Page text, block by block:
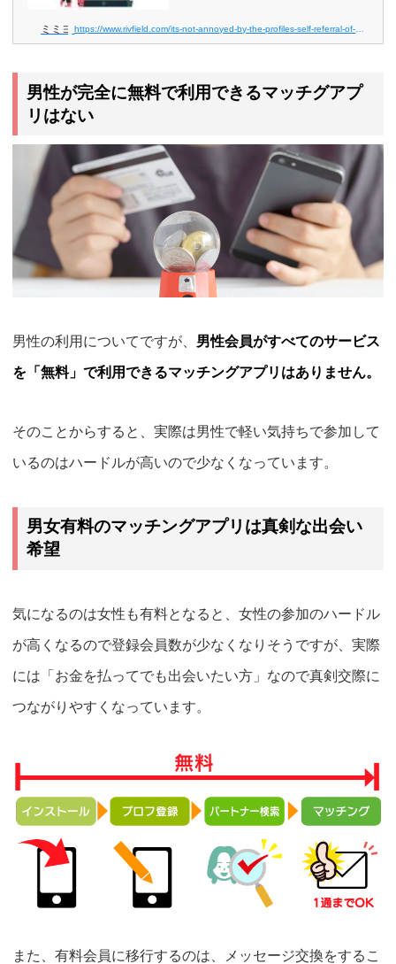
ミミヨリ
男性が完全に無料で利用できるマッチグアプ
リはない
男性の利用についてですが、 男性会員がすべてのサービス
を「無料」で利用できるマッチングアプリはありません。
そのことからすると、実際は男性で軽い気持ちで参加して
いるのはハードルが高いので少なくなっています。
男女有料のマッチングアプリは真剣な出会い
希望
気になるのは女性も有料となると、女性の参加のハードル
が高くなるので登録会員数が少なくなりそうですが、 実際
には「お金を払ってでも出会いたい方」なので真剣交際に
つながりやすくなっています。
また、有料会員に移行するのは、 メッセージ交換をするこ